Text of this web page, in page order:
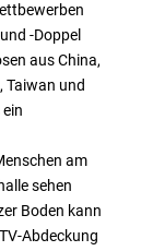
-Doppel
aus China,
Taiwan und
am
sehen
Boden kann
Abdeckung